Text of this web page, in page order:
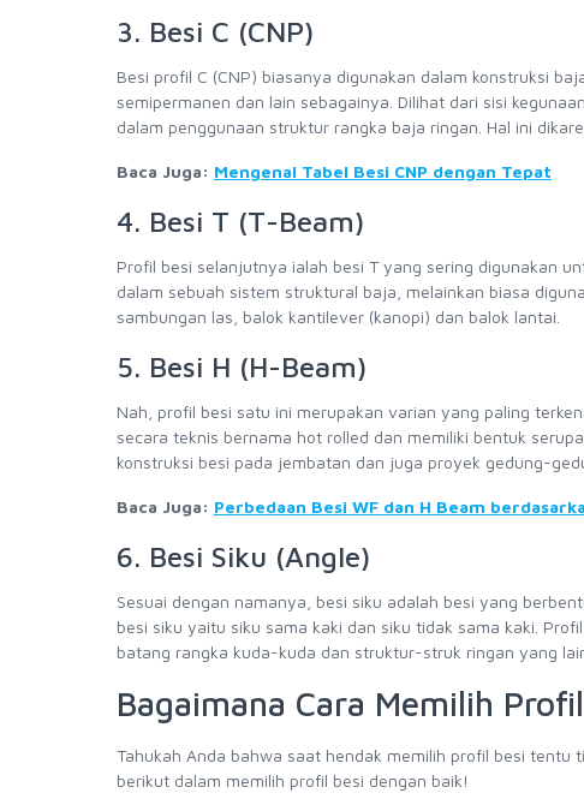
3. Besi C (CNP)
Besi profil C (CNP) biasanya digunakan dalam konstruksi
semipermanen dan lain sebagainya. Dilihat dari sisi
dalam penggunaan struktur rangka baja ringan. Hal ini
Baca Juga: Mengenal Tabel Besi CNP dengan Tepat
4. Besi T (T-Beam)
Profil besi selanjutnya ialah besi T yang sering digunakan
dalam sebuah sistem struktural baja, melainkan biasa
sambungan las, balok kantilever (kanopi) dan balok lantai.
5. Besi H (H-Beam)
Nah, profil besi satu ini merupakan varian yang paling
secara teknis bernama hot rolled dan memiliki bentuk
konstruksi besi pada jembatan dan juga proyek gedung-
Baca Juga: Perbedaan Besi WF dan H Beam
6. Besi Siku (Angle)
Sesuai dengan namanya, besi siku adalah besi yang
besi siku yaitu siku sama kaki dan siku tidak sama kaki.
batang rangka kuda-kuda dan struktur-struk ringan yang
Bagaimana Cara Memilih
Tahukah Anda bahwa saat hendak memilih profil besi tentu
berikut dalam memilih profil besi dengan baik!